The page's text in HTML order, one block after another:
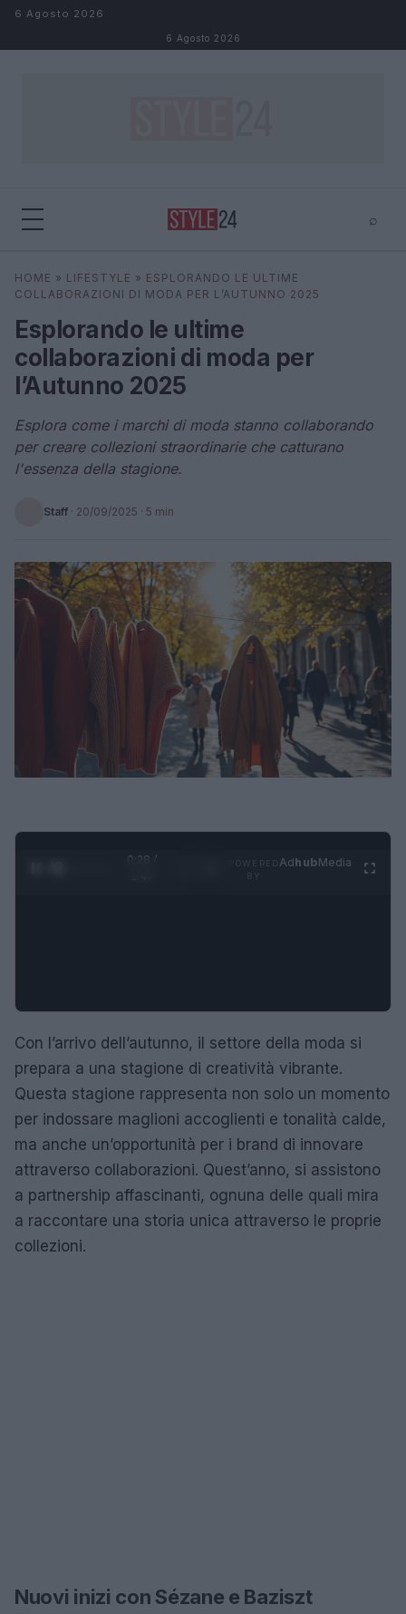
Salta al contenuto
6 Agosto 2026
6 Agosto 2026
⌕
Cerca
HOME » LIFESTYLE » ESPLORANDO LE ULTIME
COLLABORAZIONI DI MODA PER L’AUTUNNO 2025
Esplorando le ultime
collaborazioni di moda per
l’Autunno 2025
Esplora come i marchi di moda stanno collaborando
per creare collezioni straordinarie che catturano
l'essenza della stagione.
Staff · 20/09/2025 · 5 min
0:29 /
AdhubMedia
Con l’arrivo dell’autunno, il settore della moda si
prepara a una stagione di creatività vibrante.
Questa stagione rappresenta non solo un momento
per indossare maglioni accoglienti e tonalità calde,
ma anche un’opportunità per i brand di innovare
attraverso collaborazioni. Quest’anno, si assistono
a partnership affascinanti, ognuna delle quali mira
a raccontare una storia unica attraverso le proprie
collezioni.
Nuovi inizi con Sézane e Baziszt